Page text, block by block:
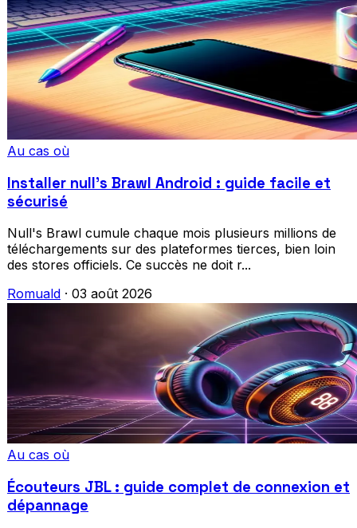
Au cas où
Installer null's Brawl Android : guide facile et
sécurisé
Null's Brawl cumule chaque mois plusieurs millions de
téléchargements sur des plateformes tierces, bien loin
des stores officiels. Ce succès ne doit r...
Romuald · 03 août 2026
Au cas où
Écouteurs JBL : guide complet de connexion et
dépannage